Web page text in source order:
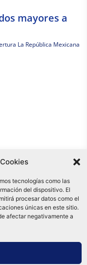
tecnologías como las
del dispositivo. El
procesar datos como el
únicas en este sitio.
afectar negativamente a
mayores a
La República Mexicana
SSL y operada bajo las